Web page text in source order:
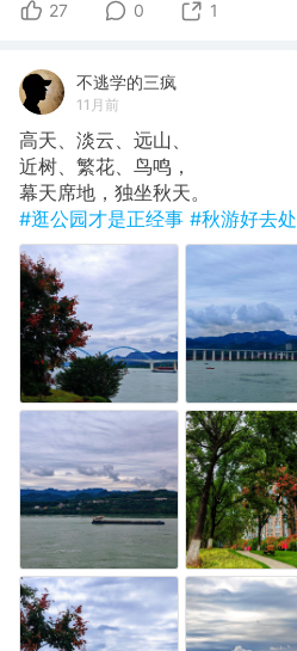
27 0 1
不逃学的三疯
11月前
高天、淡云、远山、
近树、繁花、鸟鸣，
幕天席地，独坐秋天。
#逛公园才是正经事 #秋游好去处